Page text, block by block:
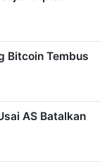
Bitcoin Tembus
AS Batalkan